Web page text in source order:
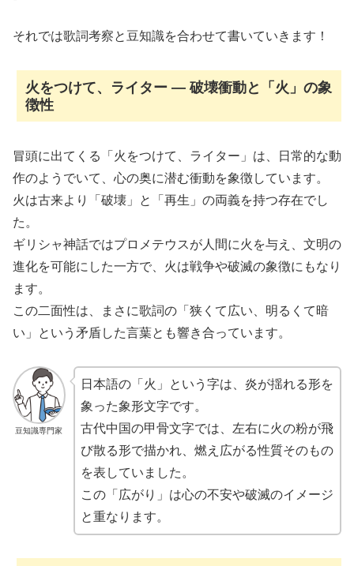
それでは歌詞考察と豆知識を合わせて書いていきます！
火をつけて、ライター ― 破壊衝動と「火」の象
徴性
冒頭に出てくる「火をつけて、ライター」は、日常的な動
作のようでいて、心の奥に潜む衝動を象徴しています。
火は古来より「破壊」と「再生」の両義を持つ存在でし
た。
ギリシャ神話ではプロメテウスが人間に火を与え、文明の
進化を可能にした一方で、火は戦争や破滅の象徴にもなり
ます。
この二面性は、まさに歌詞の「狭くて広い、明るくて暗
い」という矛盾した言葉とも響き合っています。
豆知識専門家
日本語の「火」という字は、炎が揺れる形を
象った象形文字です。
古代中国の甲骨文字では、左右に火の粉が飛
び散る形で描かれ、燃え広がる性質そのもの
を表していました。
この「広がり」は心の不安や破滅のイメージ
と重なります。